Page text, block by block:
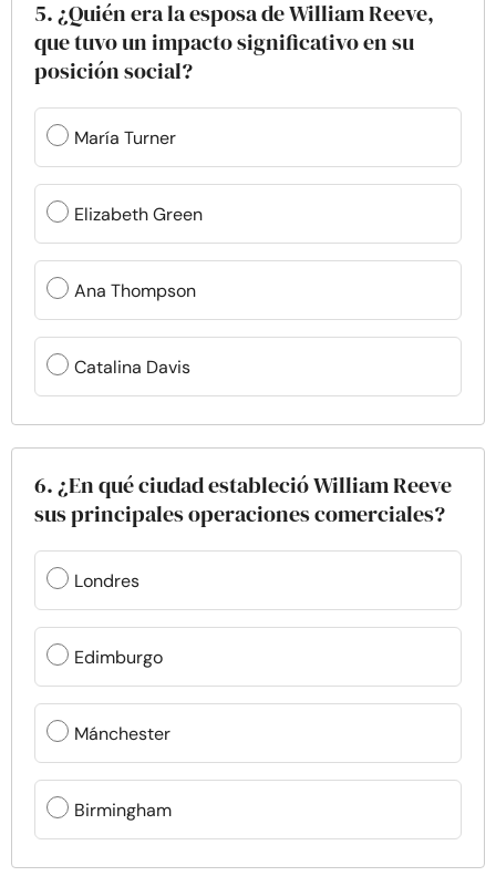
5. ¿Quién era la esposa de William Reeve,
que tuvo un impacto significativo en su
posición social?
María Turner
Elizabeth Green
Ana Thompson
Catalina Davis
6. ¿En qué ciudad estableció William Reeve
sus principales operaciones comerciales?
Londres
Edimburgo
Mánchester
Birmingham